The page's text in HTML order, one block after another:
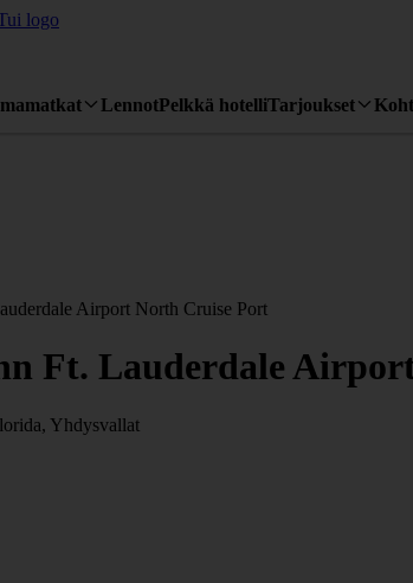
LennotPelkkä hotelliTarjoukset
Airport North Cruise Port
Ft. Lauderdale
Yhdysvallat